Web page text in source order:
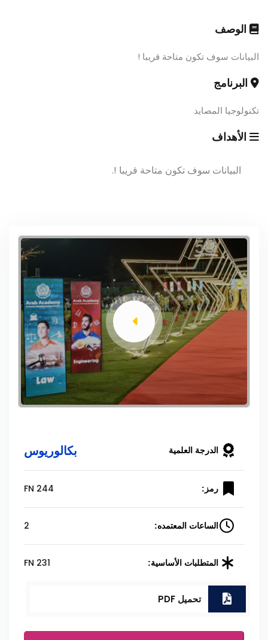
الوصف
البيانات سوف تكون متاحة قريبا !
البرنامج
تكنولوجيا المصايد
الأهداف
البيانات سوف تكون متاحة قريبا !.
الدرجة العلمية بكالوريوس
رمز: FN 244
الساعات المعتمده: 2
المتطلبات الأساسية: FN 231
تحميل PDF